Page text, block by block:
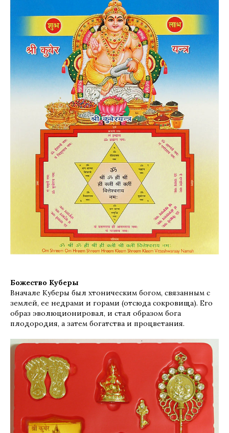
Божество Куберы
Вначале Куберы был хтоническим богом, связанным с
землей, ее недрами и горами (отсюда сокровища). Его
образ эволюционировал, и стал образом бога
плодородия, а затем богатства и процветания.